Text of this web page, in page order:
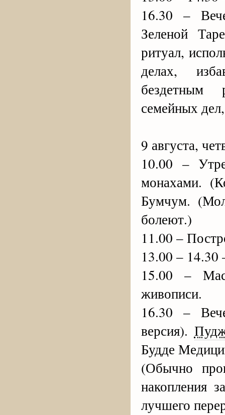
16.30 –
Зеленой
ритуал,
делах,
бездетным
семейных
9 августа,
10.00 –
монахами.
Бумчум.
болеют.)
11.00 –
13.00 – 14.30
15.00 –
живописи.
16.30 –
версия).
Будде
(Обычно
накопления
лучшего